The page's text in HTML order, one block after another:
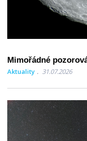
Mimořádné
Aktuality 31.07.2026